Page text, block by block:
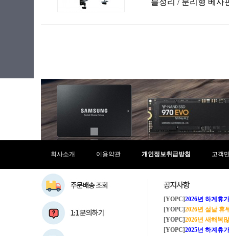
회사소개 이용약관 개인정보취급방침 고객
[YOPC]2026년 하계휴가 8/1~8/4
[YOPC]2026년 설날 휴
[YOPC]2026년 새해복많
[YOPC]2025년 하계휴가 8/2~8/5